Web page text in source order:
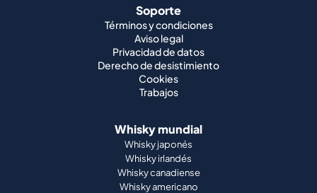
Soporte
Términos y condiciones
Aviso legal
Privacidad de datos
Derecho de desistimiento
Cookies
Trabajos
Whisky mundial
Whisky japonés
Whisky irlandés
Whisky canadiense
Whisky americano